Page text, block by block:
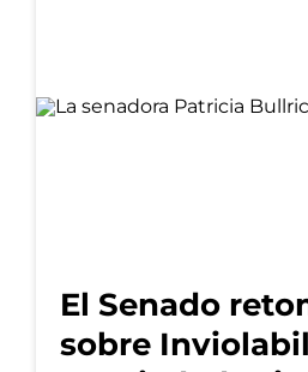
El Senado
sobre